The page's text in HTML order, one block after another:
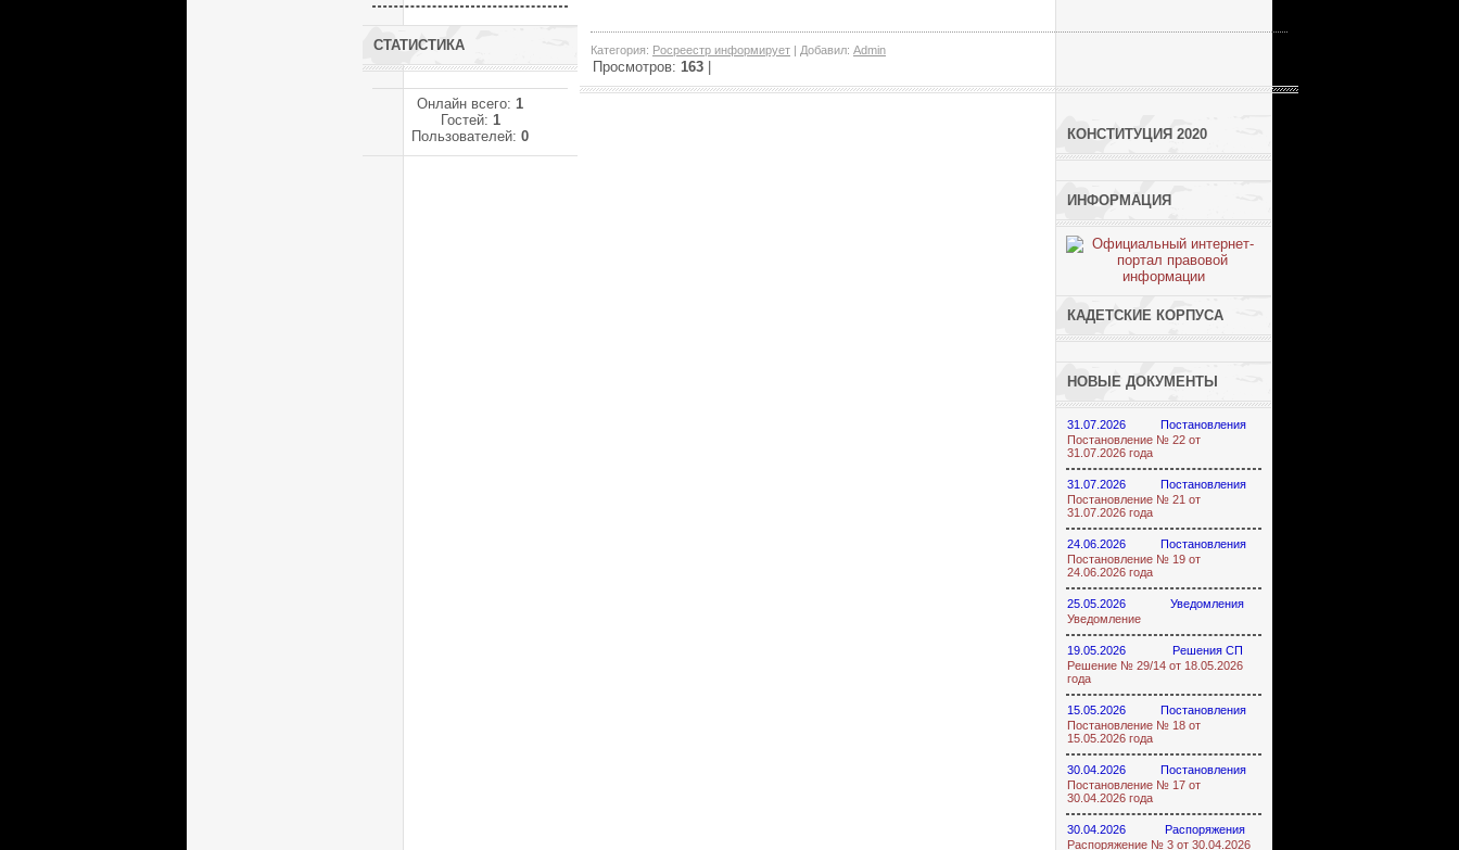
СТАТИСТИКА
Онлайн всего: 1
Гостей: 1
Пользователей: 0
Категория: Росреестр информирует | Добавил: Admin
Просмотров: 163
КОНСТИТУЦИЯ 2020
ИНФОРМАЦИЯ
КАДЕТСКИЕ КОРПУСА
НОВЫЕ ДОКУМЕНТЫ
31.07.2026
Постановления
Постановление № 22 от
31.07.2026 года
31.07.2026
Постановления
Постановление № 21 от
31.07.2026 года
24.06.2026
Постановления
Постановление № 19 от
24.06.2026 года
25.05.2026
Уведомления
Уведомление
19.05.2026
Решения СП
Решение № 29/14 от 18.05.2026
года
15.05.2026
Постановления
Постановление № 18 от
15.05.2026 года
30.04.2026
Постановления
Постановление № 17 от
30.04.2026 года
30.04.2026
Распоряжения
Распоряжение № 3 от 30.04.2026